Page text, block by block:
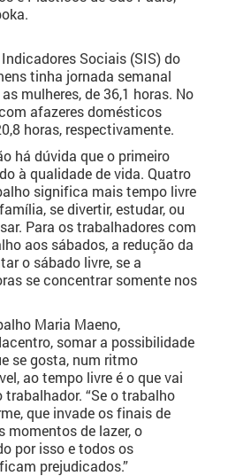
Sociais (SIS) do
tinha jornada semanal
mulheres, de 36,1 horas. No
afazeres domésticos
horas, respectivamente.
há dúvida que o primeiro
à qualidade de vida. Quatro
significa mais tempo livre
se divertir, estudar, ou
Para os trabalhadores com
aos sábados, a redução da
o sábado livre, se a
se concentrar somente nos
Maria Maeno,
somar a possibilidade
se gosta, num ritmo
ao tempo livre é o que vai
“Se o trabalho
que invade os finais de
momentos de lazer, o
por isso e todos os
prejudicados.”